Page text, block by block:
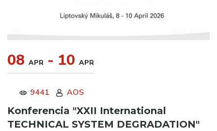
08 APR - 10 APR
9441 AOS
Konferencia "XXII International
TECHNICAL SYSTEM DEGRADATION"